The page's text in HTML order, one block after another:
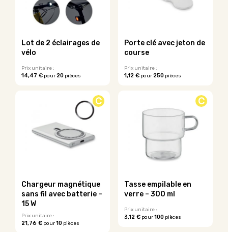
Lot de 2 éclairages de
vélo
Prix unitaire :
14,47 € pour20 pièces
Porte clé avec jeton de
course
Prix unitaire :
1,12 €pour250pièces
C
Chargeur magnétique
sans fil avec batterie –
15 W
Prix unitaire :
21,76 € pour10 pièces
C
Tasse empilable en
verre – 300 ml
Prix unitaire :
3,12 €pour100pièces